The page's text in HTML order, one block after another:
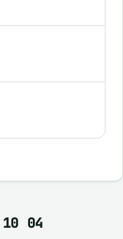
10 04